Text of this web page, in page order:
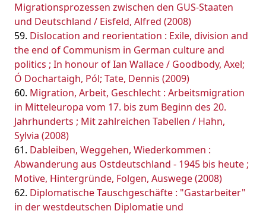
Migrationsprozessen zwischen den GUS-Staaten
und Deutschland / Eisfeld, Alfred (2008)
Dislocation and reorientation : Exile, division and
the end of Communism in German culture and
politics ; In honour of Ian Wallace / Goodbody, Axel;
Ó Dochartaigh, Pól; Tate, Dennis (2009)
Migration, Arbeit, Geschlecht : Arbeitsmigration
in Mitteleuropa vom 17. bis zum Beginn des 20.
Jahrhunderts ; Mit zahlreichen Tabellen / Hahn,
Sylvia (2008)
Dableiben, Weggehen, Wiederkommen :
Abwanderung aus Ostdeutschland - 1945 bis heute ;
Motive, Hintergründe, Folgen, Auswege (2008)
Diplomatische Tauschgeschäfte : "Gastarbeiter"
in der westdeutschen Diplomatie und